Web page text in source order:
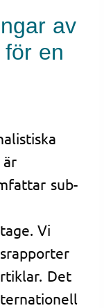
av
en
sub-
Vi
Det